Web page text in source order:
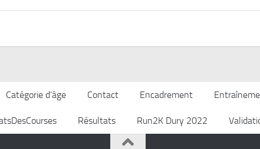
Catégorie d’âge Contact Encadrement
Résultats Run2K Dury 2022